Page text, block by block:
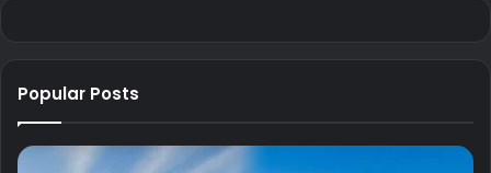
Popular Posts